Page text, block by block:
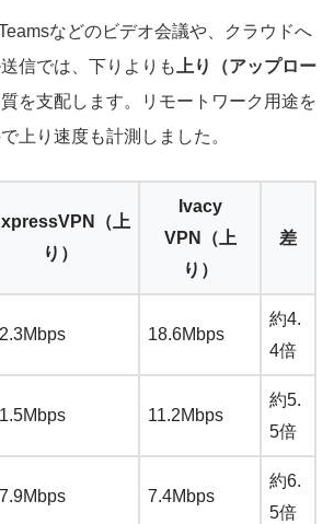
などのビデオ会議や、クラウドへ
信では、下りよりも
上り（アップロー
を支配します。リモートワーク用途を
上り速度も計測しました。
（上
り）
Ivacy
VPN（上
り）
差
18.6Mbps
約4.
4倍
11.2Mbps
約5.
5倍
7.4Mbps
約6.
5倍